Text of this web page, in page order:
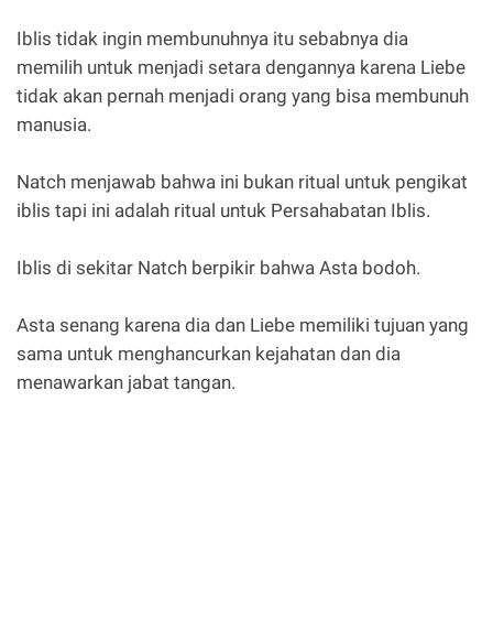
Iblis tidak ingin membunuhnya itu sebabnya dia
memilih untuk menjadi setara dengannya karena Liebe
tidak akan pernah menjadi orang yang bisa membunuh
manusia.
Natch menjawab bahwa ini bukan ritual untuk pengikat
iblis tapi ini adalah ritual untuk Persahabatan Iblis.
Iblis di sekitar Natch berpikir bahwa Asta bodoh.
Asta senang karena dia dan Liebe memiliki tujuan yang
sama untuk menghancurkan kejahatan dan dia
menawarkan jabat tangan.